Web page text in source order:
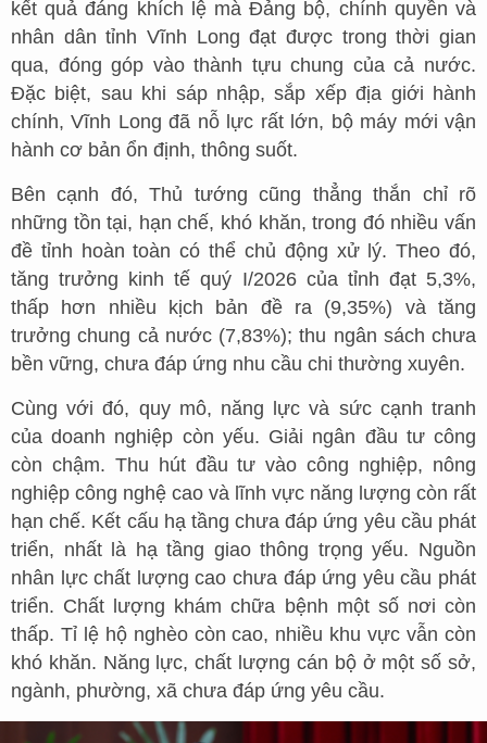
kết quả đáng khích lệ mà Đảng bộ, chính quyền và
nhân dân tỉnh Vĩnh Long đạt được trong thời gian
qua, đóng góp vào thành tựu chung của cả nước.
Đặc biệt, sau khi sáp nhập, sắp xếp địa giới hành
chính, Vĩnh Long đã nỗ lực rất lớn, bộ máy mới vận
hành cơ bản ổn định, thông suốt.
Bên cạnh đó, Thủ tướng cũng thẳng thắn chỉ rõ
những tồn tại, hạn chế, khó khăn, trong đó nhiều vấn
đề tỉnh hoàn toàn có thể chủ động xử lý. Theo đó,
tăng trưởng kinh tế quý I/2026 của tỉnh đạt 5,3%,
thấp hơn nhiều kịch bản đề ra (9,35%) và tăng
trưởng chung cả nước (7,83%); thu ngân sách chưa
bền vững, chưa đáp ứng nhu cầu chi thường xuyên.
Cùng với đó, quy mô, năng lực và sức cạnh tranh
của doanh nghiệp còn yếu. Giải ngân đầu tư công
còn chậm. Thu hút đầu tư vào công nghiệp, nông
nghiệp công nghệ cao và lĩnh vực năng lượng còn rất
hạn chế. Kết cấu hạ tầng chưa đáp ứng yêu cầu phát
triển, nhất là hạ tầng giao thông trọng yếu. Nguồn
nhân lực chất lượng cao chưa đáp ứng yêu cầu phát
triển. Chất lượng khám chữa bệnh một số nơi còn
thấp. Tỉ lệ hộ nghèo còn cao, nhiều khu vực vẫn còn
khó khăn. Năng lực, chất lượng cán bộ ở một số sở,
ngành, phường, xã chưa đáp ứng yêu cầu.